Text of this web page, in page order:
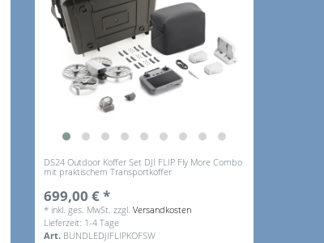
DS24 Outdoor Koffer Set DJI FLIP Fly More Combo
mit praktischem Transportkoffer
699,00 € *
* inkl. ges. MwSt. zzgl.Versandkosten
Lieferzeit: 1-4 Tage
Art. BUNDLEDJIFLIPKOFSW